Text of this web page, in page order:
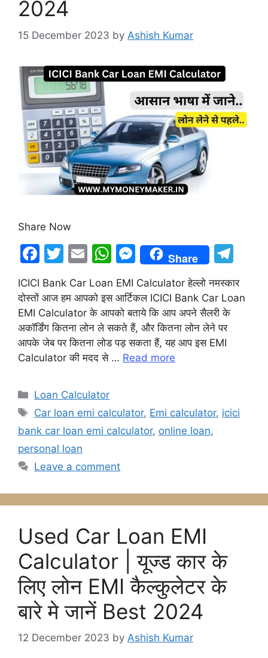
2024
15 December 2023 by Ashish Kumar
Share Now
F
a
c
e
b
o
o
k
T
w
itt
er
E
m
ai
l
W
h
at
s
A
p
p
M
e
s
s
e
n
g
Share
e
ICICI Bank Car Loan EMI Calculator हेल्लो नमस्कार
दोस्तों आज हम आपको इस आर्टिकल ICICI Bank Car Loan
EMI Calculator के आपको बताये कि आप अपने सैलरी के
अकॉर्डिंग कितना लोन ले सकते हैं, और कितना लोन लेने पर
आपके जेब पर कितना लोड पड़ सकता हैं, यह आप इस EMI
Calculator की मदद से … Read more
Categories
Loan Calculator
Tags
Car loan emi calculator, Emi calculator, icici
bank car loan emi calculator, online loan,
personal loan
Leave a comment
Used Car Loan EMI
Calculator | यूज्ड कार के
लिए लोन EMI कैल्कुलेटर के
बारे मे जानें Best 2024
12 December 2023 by Ashish Kumar